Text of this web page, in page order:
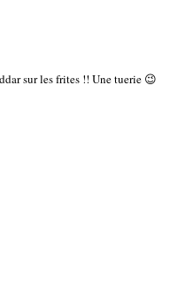
sur les frites !! Une tuerie 😉